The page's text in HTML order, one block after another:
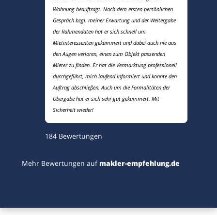
Wohnung beauftragt. Nach dem ersten persönlichen
Gespräch bzgl. meiner Erwartung und der Weitergabe
der Rahmendaten hat er sich schnell um
Mietinteressenten gekümmert und dabei auch nie aus
den Augen verloren, einen zum Objekt passenden
Mieter zu finden. Er hat die Vermarktung professionell
durchgeführt, mich laufend informiert und konnte den
Auftrag abschließen. Auch um die Formalitäten der
Übergabe hat er sich sehr gut gekümmert. Mit
Sicherheit wieder!
184 Bewertungen
Mehr Bewertungen auf makler-empfehlung.de